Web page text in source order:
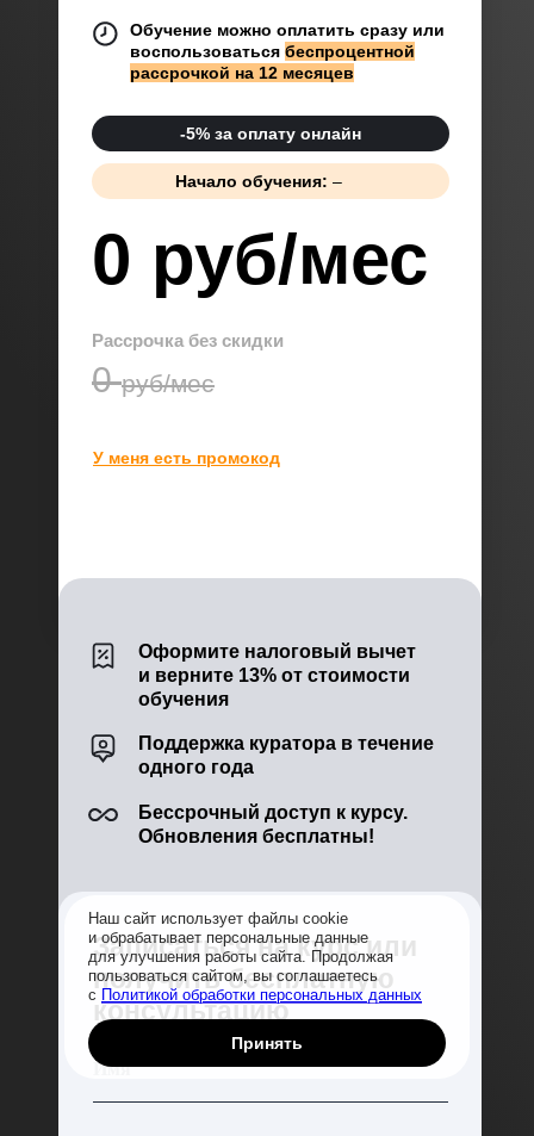
Записаться на курс или
получить бесплатную
консультацию
0 руб/мес
Рассрочка без скидки
Обучение можно оплатить сразу или
воспользоваться беспроцентной
рассрочкой на 12 месяцев
У меня есть промокод
0руб/мес
Начало обучения: –
Бессрочный доступ к курсу.
Обновления бесплатны!
Поддержка куратора в течение
одного года
Оформите налоговый вычет
и верните 13% от стоимости
обучения
-5% за оплату онлайн
Принять
Наш сайт использует файлы cookie
и обрабатывает персональные данные
для улучшения работы сайта. Продолжая
пользоваться сайтом, вы соглашаетесь
с Политикой обработки персональных данных